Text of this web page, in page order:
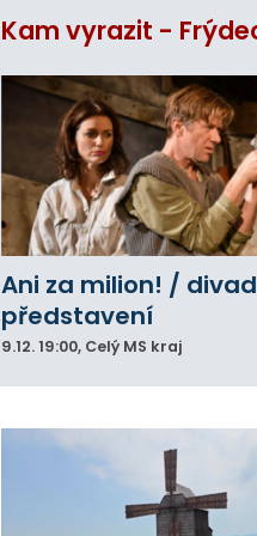
Kam vyrazit -
Ani za milion! /
představení
9.12.19:00, Celý MS kraj